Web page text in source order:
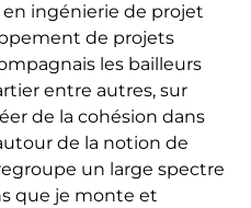
en ingénierie de projet
de projets
les bailleurs
entre autres, sur
de la cohésion dans
de la notion de
un large spectre
que je monte et